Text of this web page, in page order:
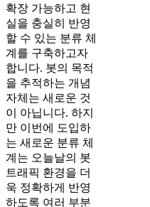
확장 가능하고 현
실을 충실히 반영
할 수 있는 분류 체
계를 구축하고자
합니다. 봇의 목적
을 추적하는 개념
자체는 새로운 것
이 아닙니다. 하지
만 이번에 도입하
는 새로운 분류 체
계는 오늘날의 봇
트래픽 환경을 더
욱 정확하게 반영
하도록 여러 부분